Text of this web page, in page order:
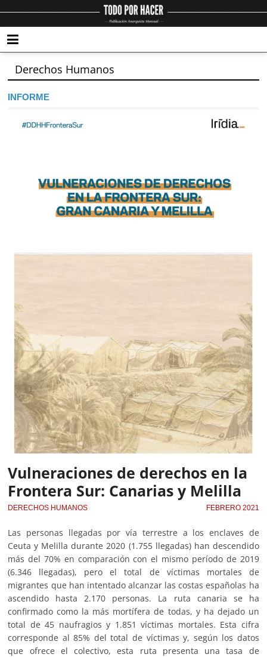
Derechos Humanos
INFORME
Vulneraciones de derechos en la
Frontera Sur: Canarias y Melilla
DERECHOS HUMANOS FEBRERO 2021
Las personas llegadas por vía terrestre a los enclaves de
Ceuta y Melilla durante 2020 (1.755 llegadas) han descendido
más del 70% en comparación con el mismo período de 2019
(6.346 llegadas), pero el total de víctimas mortales de
migrantes que han intentado alcanzar las costas españolas ha
ascendido hasta 2.170 personas. La ruta canaria se ha
confirmado como la más mortífera de todas, y ha dejado un
total de 45 naufragios y 1.851 víctimas mortales. Esta cifra
corresponde al 85% del total de víctimas y, según los datos
que ofrece el colectivo, esta ruta presenta una tasa de